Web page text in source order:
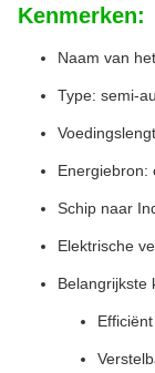
Kenmerken:
Naam van
Type: semi-
Energiebron:
Schip naar
Elektrische
Belangrijkste